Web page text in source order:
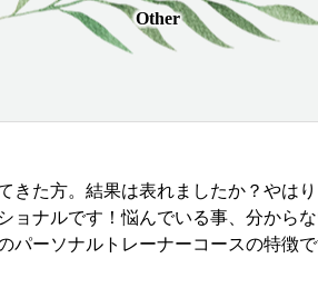
Other
きた方。結果は表れましたか？やは
ョナルです！悩んでいる事、分から
ーソナルトレーナーコースの特徴で